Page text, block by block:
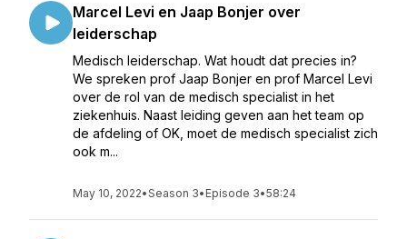
Marcel Levi en Jaap Bonjer over
leiderschap
Medisch leiderschap. Wat houdt dat precies in?
We spreken prof Jaap Bonjer en prof Marcel Levi
over de rol van de medisch specialist in het
ziekenhuis. Naast leiding geven aan het team op
de afdeling of OK, moet de medisch specialist zich
ook m...
May 10, 2022•Season 3• Episode 3•58:24